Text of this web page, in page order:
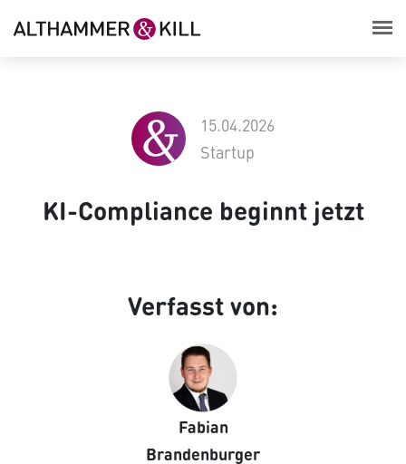
15.04.2026
Startup
KI-Compliance beginnt jetzt
Verfasst von:
Fabian
Brandenburger